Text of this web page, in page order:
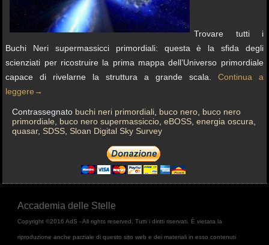
Trovare tutti i
Buchi Neri supermassicci primordiali: questa è la sfida degli
scienziati per ricostruire la prima mappa dell’Universo primordiale
capace di rivelarne la struttura a grande scala. Continua a
leggere →
Contrassegnato buchi neri primordiali buco nero buco nero
primordiale
buco nero supermassiccio ,eBOSS ,energia oscura
quasar, SDSS Sloan Digital Sky Survey
Accademia delle Stelle
Copyright ©2016 AdS - All rights reserved, Tutti i diritti riservati. È vietata la
riproduzione anche parziale di questo sito web e dei materiali in esso contenuti